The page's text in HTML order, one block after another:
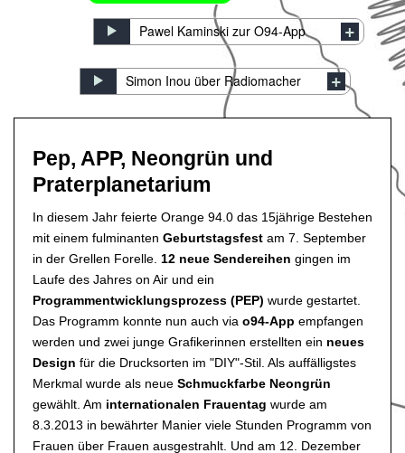
Pawel Kaminski zur O94-App
Simon Inou über Radiomacher
Pep, APP, Neongrün und
Praterplanetarium
In diesem Jahr feierte Orange 94.0 das 15jährige Bestehen
mit einem fulminanten Geburtstagsfest am 7. September
in der Grellen Forelle. 12 neue Sendereihen gingen im
Laufe des Jahres on Air und ein
Programmentwicklungsprozess (PEP) wurde gestartet.
Das Programm konnte nun auch via o94-App empfangen
werden und zwei junge Grafikerinnen erstellten ein neues
Design für die Drucksorten im "DIY"-Stil. Als auffälligstes
Merkmal wurde als neue Schmuckfarbe Neongrün
gewählt. Am internationalen Frauentag wurde am
8.3.2013 in bewährter Manier viele Stunden Programm von
Frauen über Frauen ausgestrahlt. Und am 12. Dezember